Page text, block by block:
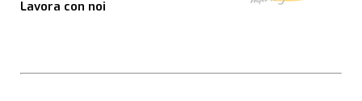
Lavora con noi